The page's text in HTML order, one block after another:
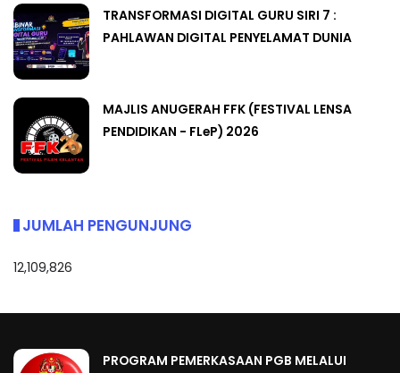
TRANSFORMASI DIGITAL GURU SIRI 7 :
PAHLAWAN DIGITAL PENYELAMAT DUNIA
MAJLIS ANUGERAH FFK (FESTIVAL LENSA
PENDIDIKAN - FLeP) 2026
JUMLAH PENGUNJUNG
12,109,826
PROGRAM PEMERKASAAN PGB MELALUI